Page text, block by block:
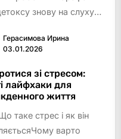
знову на слуху:
у складні
а інші – скепти…
Герасимова Ирина
03.01.2026
зі стресом:
лайфхаки для
життя
таке стрес і як він
варто